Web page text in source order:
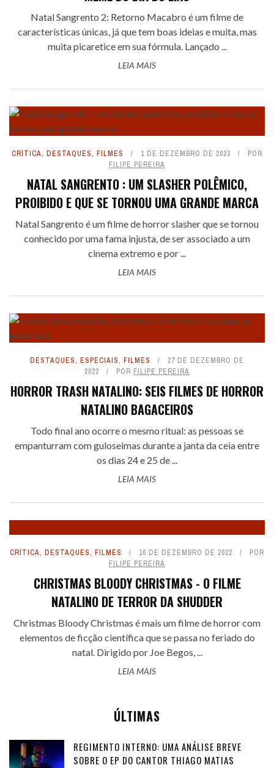
Natal Sangrento 2: Retorno Macabro é um filme de
características únicas, já que tem boas ideias e muita, mas
muita picaretice em sua fórmula. Lançado ...
LEIA MAIS
CRÍTICA, DESTAQUES, FILMES 1 DE DEZEMBRO DE 2023
POR
FILIPE PEREIRA
NATAL SANGRENTO : UM SLASHER POLÊMICO,
PROIBIDO E QUE SE TORNOU UMA GRANDE MARCA
Natal Sangrento é um filme de horror slasher que se tornou
conhecido por uma fama injusta, de ser associado a um
cinema extremo e por ...
LEIA MAIS
DESTAQUES, ESPECIAIS, FILMES
27 DE DEZEMBRO DE
2022
POR FILIPE PEREIRA
HORROR TRASH NATALINO: SEIS FILMES DE HORROR
NATALINO BAGACEIROS
Todo final ano ocorre o mesmo ritual: as pessoas se
empanturram com guloseimas durante a janta da ceia entre
os dias 24 e 25 de ...
LEIA MAIS
CRÍTICA, DESTAQUES, FILMES 16 DE DEZEMBRO DE 2022
POR
FILIPE PEREIRA
CHRISTMAS BLOODY CHRISTMAS - O FILME
NATALINO DE TERROR DA SHUDDER
Christmas Bloody Christmas é mais um filme de horror com
elementos de ficção científica que se passa no feriado do
natal. Dirigido por Joe Begos, ...
LEIA MAIS
ÚLTIMAS
REGIMENTO INTERNO: UMA ANÁLISE BREVE
SOBRE O EP DO CANTOR THIAGO MATIAS